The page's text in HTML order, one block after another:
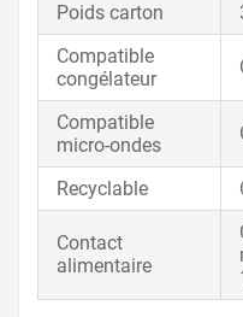
Poids carton
Compatible
congélateur
Compatible
micro-ondes
Recyclable
Contact
alimentaire